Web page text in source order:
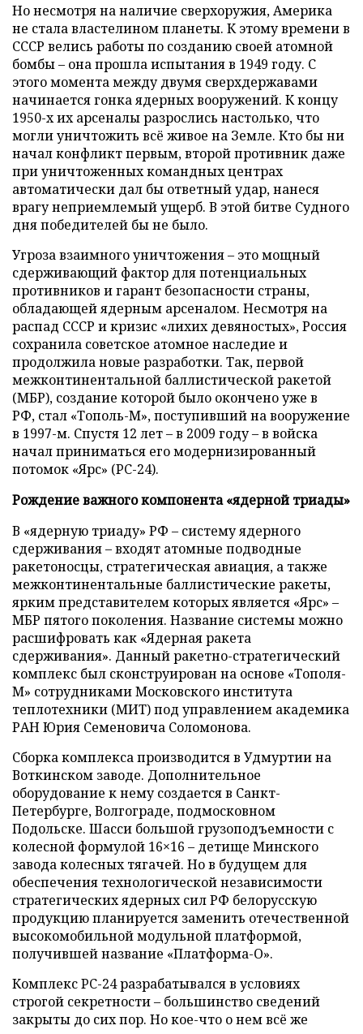
Но несмотря на наличие сверхоружия, Америка
не стала властелином планеты. К этому времени в
СССР велись работы по созданию своей атомной
бомбы – она прошла испытания в 1949 году. С
этого момента между двумя сверхдержавами
начинается гонка ядерных вооружений. К концу
1950-х их арсеналы разрослись настолько, что
могли уничтожить всё живое на Земле. Кто бы ни
начал конфликт первым, второй противник даже
при уничтоженных командных центрах
автоматически дал бы ответный удар, нанеся
врагу неприемлемый ущерб. В этой битве Судного
дня победителей бы не было.
Угроза взаимного уничтожения – это мощный
сдерживающий фактор для потенциальных
противников и гарант безопасности страны,
обладающей ядерным арсеналом. Несмотря на
распад СССР и кризис «лихих девяностых», Россия
сохранила советское атомное наследие и
продолжила новые разработки. Так, первой
межконтинентальной баллистической ракетой
(МБР), создание которой было окончено уже в
РФ, стал «Тополь-М», поступивший на вооружение
в 1997-м. Спустя 12 лет – в 2009 году – в войска
начал приниматься его модернизированный
потомок «Ярс» (PC-24).
Рождение важного компонента «ядерной триады»
В «ядерную триаду» РФ – систему ядерного
сдерживания – входят атомные подводные
ракетоносцы, стратегическая авиация, а также
межконтинентальные баллистические ракеты,
ярким представителем которых является «Ярс» –
МБР пятого поколения. Название системы можно
расшифровать как «Ядерная ракета
сдерживания». Данный ракетно-стратегический
комплекс был сконструирован на основе «Тополя-
М» сотрудниками Московского института
теплотехники (МИТ) под управлением академика
РАН Юрия Семеновича Соломонова.
Сборка комплекса производится в Удмуртии на
Воткинском заводе. Дополнительное
оборудование к нему создается в Санкт-
Петербурге, Волгограде, подмосковном
Подольске. Шасси большой грузоподъемности с
колесной формулой 16×16 – детище Минского
завода колесных тягачей. Но в будущем для
обеспечения технологической независимости
стратегических ядерных сил РФ белорусскую
продукцию планируется заменить отечественной
высокомобильной модульной платформой,
получившей название «Платформа-О».
Комплекс PC-24 разрабатывался в условиях
строгой секретности – большинство сведений
закрыты до сих пор. Но кое-что о нем всё же